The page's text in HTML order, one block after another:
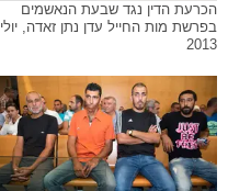
הכרעת הדין נגד שבעת הנאשמים
בפרשת מות החייל עדן נתן זאדה, יולי
2013